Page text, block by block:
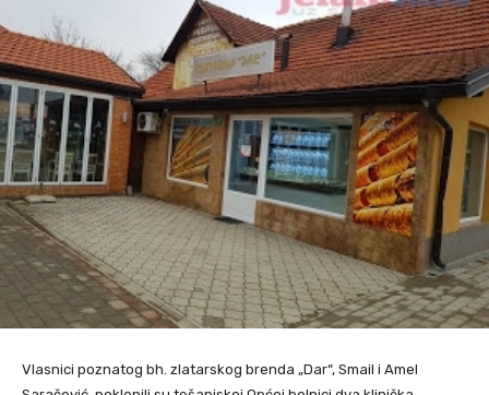
Vlasnici poznatog bh. zlatarskog brenda „Dar“, Smail i Amel